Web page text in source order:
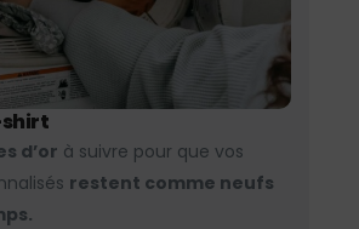
d’or à suivre pour que vos
restent comme neufs